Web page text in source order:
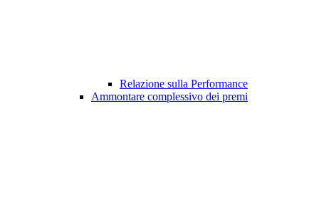
Relazione sulla Performance
Ammontare complessivo dei premi